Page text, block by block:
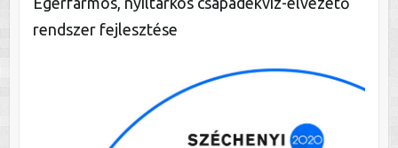
rendszer fejlesztése